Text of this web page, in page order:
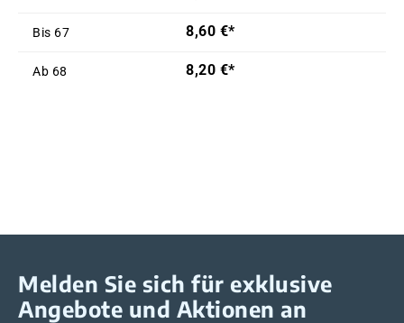
Bis 67 8,60 €*
Ab 68 8,20 €*
Melden Sie sich für exklusive
Angebote und Aktionen an